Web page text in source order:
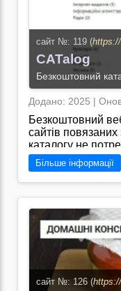
сайт №: 119 (
CATalog
Безкоштовний
Додано: 2025 |
Безкоштовний
сайтів
каталогу не
Каталог містить у
ви не знайдете
можете
Перейти на
Більше інформації
сайт №: 126 (